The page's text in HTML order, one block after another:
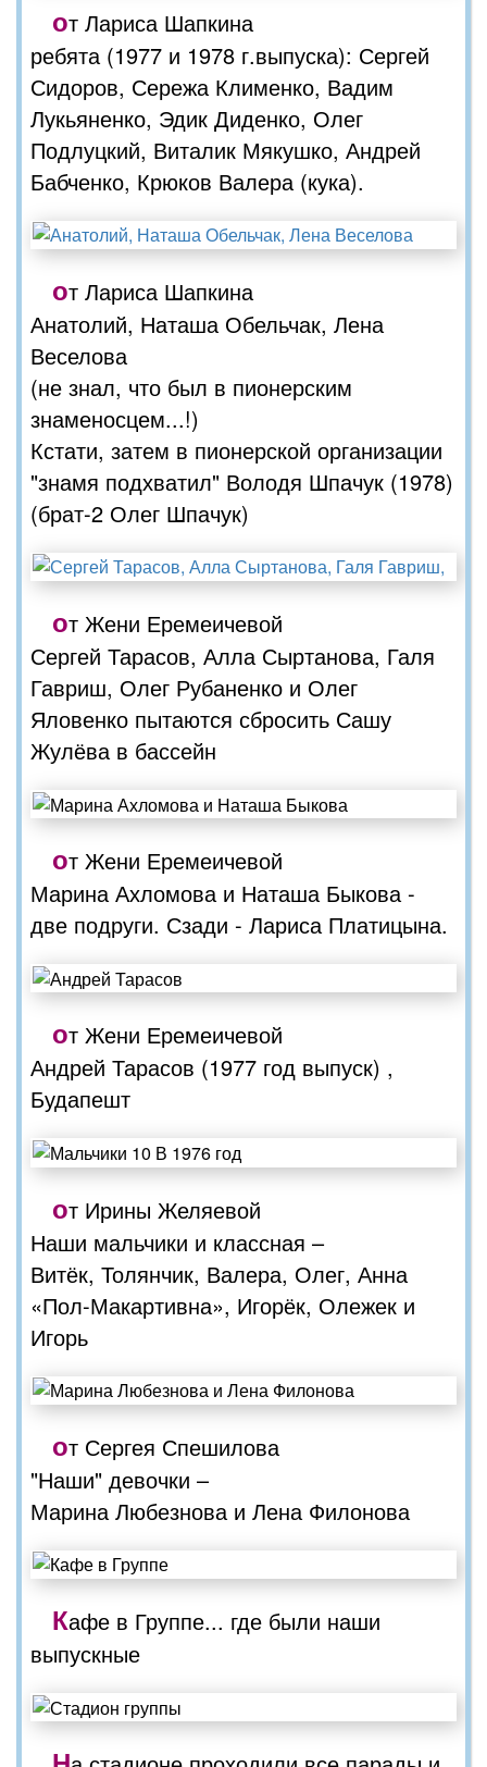
от Лариса Шапкина
ребята (1977 и 1978 г.выпуска): Сергей
Сидоров, Сережа Клименко, Вадим
Лукьяненко, Эдик Диденко, Олег
Подлуцкий, Виталик Мякушко, Андрей
Бабченко, Крюков Валера (кука).
от Лариса Шапкина
Анатолий, Наташа Обельчак, Лена
Веселова
(не знал, что был в пионерским
знаменосцем...!)
Кстати, затем в пионерской организации
"знамя подхватил" Володя Шпачук (1978)
(брат-2 Олег Шпачук)
от Жени Еремеичевой
Сергей Тарасов, Алла Сыртанова, Галя
Гавриш, Олег Рубаненко и Олег
Яловенко пытаются сбросить Сашу
Жулёва в бассейн
от Жени Еремеичевой
Марина Ахломова и Наташа Быкова -
две подруги. Сзади - Лариса Платицына.
от Жени Еремеичевой
Андрей Тарасов (1977 год выпуск) ,
Будапешт
от Ирины Желяевой
Наши мальчики и классная –
Витёк, Толянчик, Валера, Олег, Анна
«Пол-Макартивна», Игорёк, Олежек и
Игорь
о т Сергея Спешилова
"Наши" девочки –
Марина Любезнова и Лена Филонова
Кафе в Группе... где были наши
выпускные